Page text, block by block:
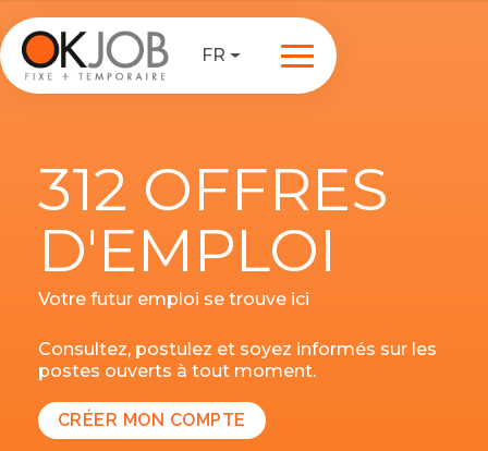
FR
312 OFFRES
D'EMPLOI
Votre futur emploi se trouve ici
Consultez, postulez et soyez informés sur les
postes ouverts à tout moment.
CRÉER MON COMPTE